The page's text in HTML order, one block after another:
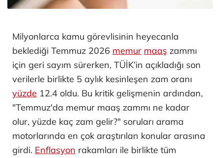
Milyonlarca kamu görevlisinin heyecanla
beklediği Temmuz 2026 memur maaş zammı
için geri sayım sürerken, TÜİK’in açıkladığı son
verilerle birlikte 5 aylık kesinleşen zam oranı
yüzde 12.4 oldu. Bu kritik gelişmenin ardından,
"Temmuz'da memur maaş zammı ne kadar
olur, yüzde kaç zam gelir?" soruları arama
motorlarında en çok araştırılan konular arasına
girdi. Enflasyon rakamları ile birlikte tüm